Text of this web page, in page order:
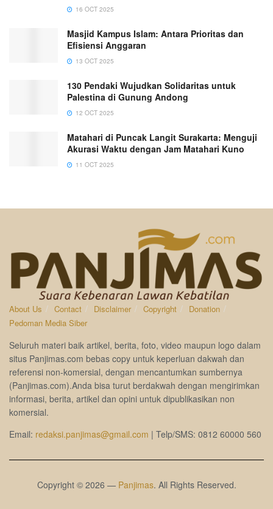
16 OCT 2025
Masjid Kampus Islam: Antara Prioritas dan
Efisiensi Anggaran
13 OCT 2025
130 Pendaki Wujudkan Solidaritas untuk
Palestina di Gunung Andong
12 OCT 2025
Matahari di Puncak Langit Surakarta: Menguji
Akurasi Waktu dengan Jam Matahari Kuno
11 OCT 2025
About Us Contact Disclaimer Copyright
Donation
Pedoman Media Siber
Seluruh materi baik artikel, berita, foto, video maupun logo dalam
situs Panjimas.com bebas copy untuk keperluan dakwah dan
referensi non-komersial, dengan mencantumkan sumbernya
(Panjimas.com).Anda bisa turut berdakwah dengan mengirimkan
informasi, berita, artikel dan opini untuk dipublikasikan non
komersial.
Email: redaksi.panjimas@gmail.com | Telp/SMS: 0812 60000 560
Copyright © 2026 — Panjimas. All Rights Reserved.